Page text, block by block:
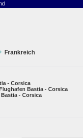
Frankreich
- Corsica
Bastia - Corsica
- Corsica